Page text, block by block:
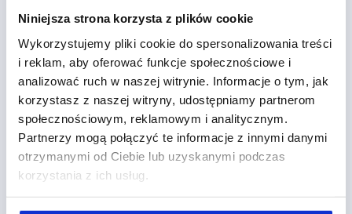
Niniejsza strona korzysta z plików cookie
Wykorzystujemy pliki cookie do spersonalizowania treści
i reklam, aby oferować funkcje społecznościowe i
analizować ruch w naszej witrynie. Informacje o tym, jak
korzystasz z naszej witryny, udostępniamy partnerom
społecznościowym, reklamowym i analitycznym.
Partnerzy mogą połączyć te informacje z innymi danymi
otrzymanymi od Ciebie lub uzyskanymi podczas
korzystania z ich usług.
Jeżeli boimy się zaufać pełnej automatyzacji jaką
dają nam kampanie Smart Display, możemy
przetestować tworzenie własnej grupy
niestandardowych odbiorców o podobnych
zamiarach, która też powinna nam się nieźle
sprawdzić w kampaniach B2B. Możemy ich używać
do podziału grup reklam na segmenty według
poszczególnych branż lub stron docelowych. Listy
utworzymy wpisując słowa kluczowe, adresy URL
i aplikacje związane z naszym produktem lub usługą.